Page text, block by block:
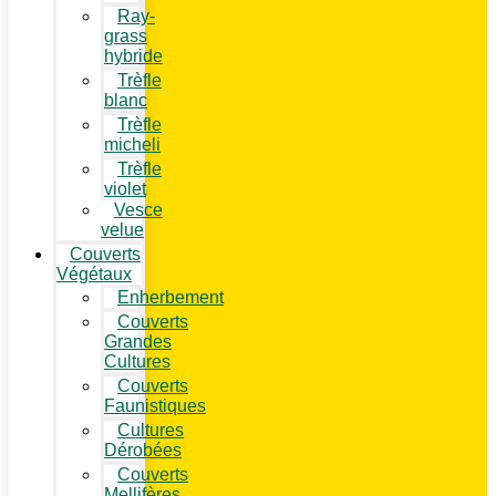
Ray-
grass
hybride
Trèfle
blanc
Trèfle
micheli
Trèfle
violet
Vesce
velue
Couverts
Végétaux
Enherbement
Couverts
Grandes
Cultures
Couverts
Faunistiques
Cultures
Dérobées
Couverts